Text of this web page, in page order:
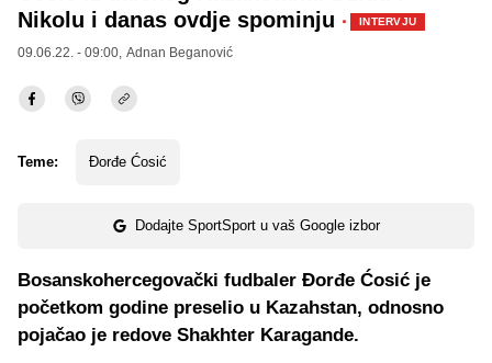
Nikolu i danas ovdje spominju · INTERVJU
09.06.22. - 09:00, Adnan Beganović
Teme: Đorđe Ćosić
Dodajte SportSport u vaš Google izbor
Bosanskohercegovački fudbaler Đorđe Ćosić je
početkom godine preselio u Kazahstan, odnosno
pojačao je redove Shakhter Karagande.